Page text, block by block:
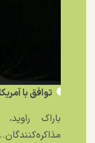
توافق با
باراک